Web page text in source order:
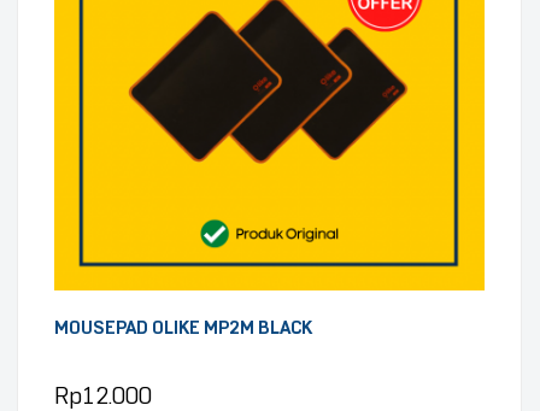
MOUSEPAD OLIKE MP2M BLACK
Rp12.000